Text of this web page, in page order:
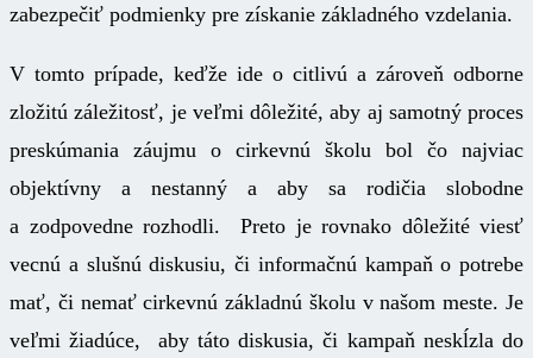
zabezpečiť podmienky pre získanie základného vzdelania.
V tomto prípade, keďže ide o citlivú a zároveň odborne
zložitú záležitosť, je veľmi dôležité, aby aj samotný proces
preskúmania záujmu o cirkevnú školu bol čo najviac
objektívny a nestanný a aby sa rodičia slobodne
a zodpovedne rozhodli. Preto je rovnako dôležité viesť
vecnú a slušnú diskusiu, či informačnú kampaň o potrebe
mať, či nemať cirkevnú základnú školu v našom meste. Je
veľmi žiadúce, aby táto diskusia, či kampaň neskĺzla do